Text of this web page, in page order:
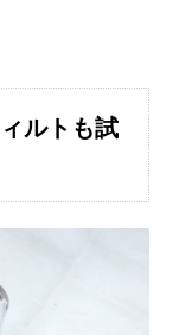
ルトも試